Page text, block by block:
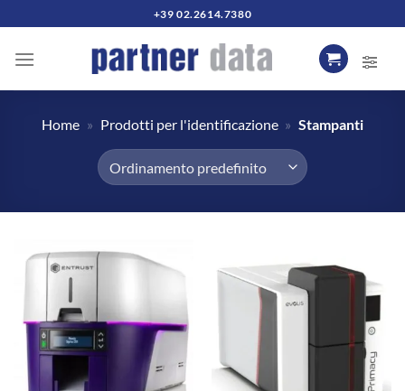
ai
contenuti
+39 02.2614.7380
Home » Prodotti per l'identificazione » Stampanti